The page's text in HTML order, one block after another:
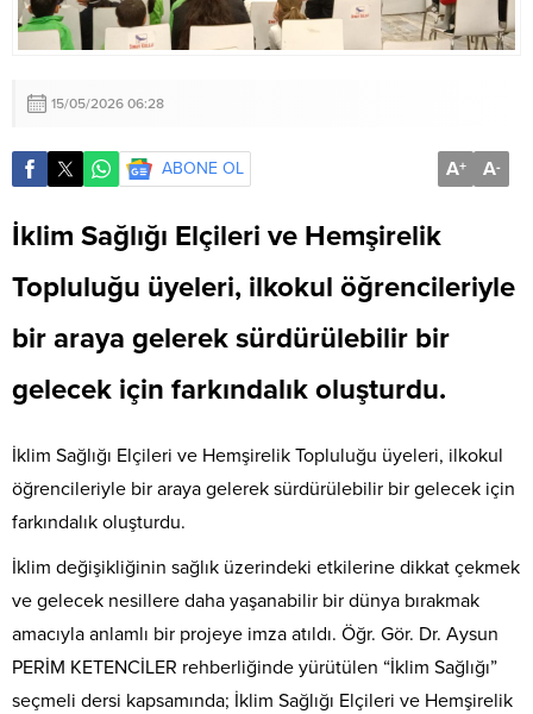
15/05/2026 06:28
ABONE OL A+ A-
İklim Sağlığı Elçileri ve Hemşirelik
Topluluğu üyeleri, ilkokul öğrencileriyle
bir araya gelerek sürdürülebilir bir
gelecek için farkındalık oluşturdu.
İklim Sağlığı Elçileri ve Hemşirelik Topluluğu üyeleri, ilkokul
öğrencileriyle bir araya gelerek sürdürülebilir bir gelecek için
farkındalık oluşturdu.
İklim değişikliğinin sağlık üzerindeki etkilerine dikkat çekmek
ve gelecek nesillere daha yaşanabilir bir dünya bırakmak
amacıyla anlamlı bir projeye imza atıldı. Öğr. Gör. Dr. Aysun
PERİM KETENCİLER rehberliğinde yürütülen “İklim Sağlığı”
seçmeli dersi kapsamında; İklim Sağlığı Elçileri ve Hemşirelik